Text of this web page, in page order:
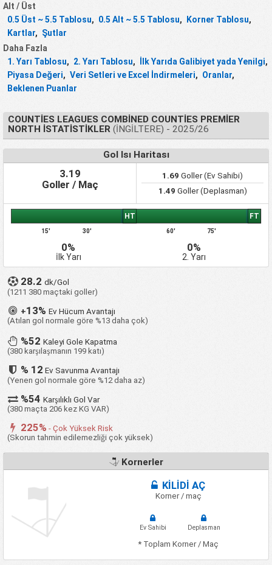
Alt / Üst
0.5 Üst ~ 5.5 Tablosu, 0.5 Alt ~ 5.5 Tablosu, Korner Tablosu,
Kartlar, Şutlar
Daha Fazla
1. Yarı Tablosu, 2. Yarı Tablosu, İlk Yarıda Galibiyet yada Yenilgi,
Piyasa Değeri, Veri Setleri ve Excel İndirmeleri, Oranlar,
Beklenen Puanlar
COUNTIES LEAGUES COMBINED COUNTIES PREMIER
NORTH İSTATISTIKLER(İNGILTERE) - 2025/26
Gol Isı Haritası
3.19
Goller / Maç
1.69 Goller (Ev Sahibi)
1.49 Goller (Deplasman)
15' 30'
HT
60' 75'
FT
0%
İlk Yarı
0%
2. Yarı
28.2dk/Gol
(1211 380 maçtaki goller)
+13% Ev Hücum Avantajı
(Atılan gol normale göre %13 daha çok)
%52Kaleyi Gole Kapatma
(380 karşılaşmanın 199 katı)
% 12 Ev Savunma Avantajı
(Yenen gol normale göre %12 daha az)
%54Karşılıklı Gol Var
(380 maçta 206 kez KG VAR)
225% - Çok Yüksek Risk
(Skorun tahmin edilemezliği çok yüksek)
Kornerler
KİLİDİ AÇ
Korner / maç
Ev Sahibi Deplasman
* Toplam Korner / Maç